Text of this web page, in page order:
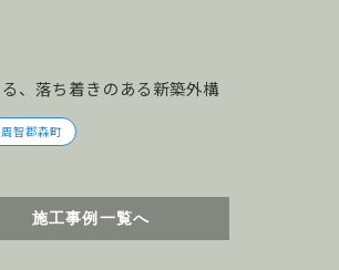
、落ち着きのある新築外構
周智郡森町
施工事例一覧へ